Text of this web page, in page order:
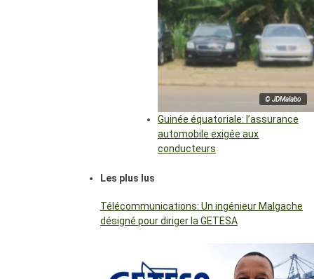
© JDMalabo
Guinée équatoriale: l’assurance
automobile exigée aux
conducteurs
Les plus lus
Télécommunications: Un ingénieur Malgache
désigné pour diriger la GETESA